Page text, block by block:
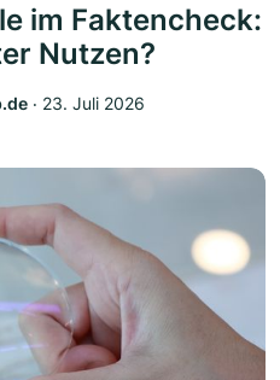
im Faktencheck:
Nutzen?
‧ 23. Juli 2026